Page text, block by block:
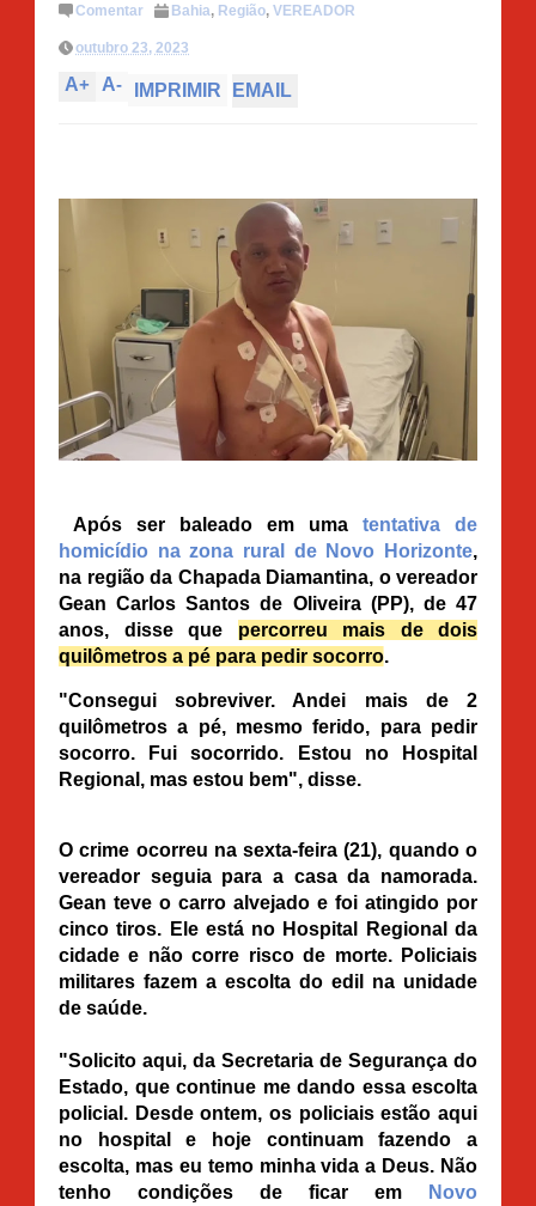
Comentar Bahia, Região, VEREADOR
outubro 23, 2023
A+ A- IMPRIMIR EMAIL
Após ser baleado em uma
tentativa de
homicídio na zona rural de Novo Horizonte,
na região da Chapada Diamantina, o vereador
Gean Carlos Santos de Oliveira (PP), de 47
anos, disse que
percorreu mais de dois
quilômetros a pé para pedir socorro.
"Consegui sobreviver. Andei mais de 2
quilômetros a pé, mesmo ferido, para pedir
socorro. Fui socorrido. Estou no Hospital
Regional, mas estou bem", disse.
O crime ocorreu na sexta-feira (21), quando o
vereador seguia para a casa da namorada.
Gean teve o carro alvejado e foi atingido por
cinco tiros. Ele está no Hospital Regional da
cidade e não corre risco de morte. Policiais
militares fazem a escolta do edil na unidade
de saúde.
"Solicito aqui, da Secretaria de Segurança do
Estado, que continue me dando essa escolta
policial. Desde ontem, os policiais estão aqui
no hospital e hoje continuam fazendo a
escolta, mas eu temo minha vida a Deus. Não
tenho condições de ficar em
Novo